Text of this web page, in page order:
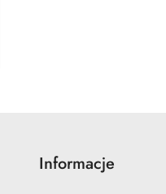
Informacje